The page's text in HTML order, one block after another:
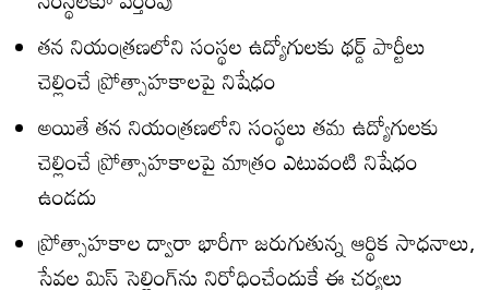
తన నియంత్రణలోని సంస్థల ఉద్యోగులకు థర్డ్‌ పార్టీలు
చెల్లించే ప్రోత్సాహకాలపై నిషేధం
అయితే తన నియంత్రణలోని సంస్థలు తమ ఉద్యోగులకు
చెల్లించే ప్రోత్సాహకాలపై మాత్రం ఎటువంటి నిషేధం
ఉండదు
ప్రోత్సాహకాల ద్వారా భారీగా జరుగుతున్న ఆర్థిక సాధనాలు,
సేవల మిస్‌ సెల్లింగ్‌ను నిరోధించేందుకే ఈ చర్యలు